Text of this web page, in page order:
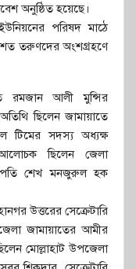
অনুষ্ঠিত হয়েছে।
পরিষদ মাঠে
তরুণদের অংশগ্রহণে
রমজান আলী মুন্সির
ছিলেন জামায়াতে
টিমের সদস্য অধ্যক্ষ
আলোচক ছিলেন জেলা
শেখ মনজুরুল হক
উত্তরের সেক্রেটারি
জামায়াতের আমীর
মোল্লাহাট উপজেলা